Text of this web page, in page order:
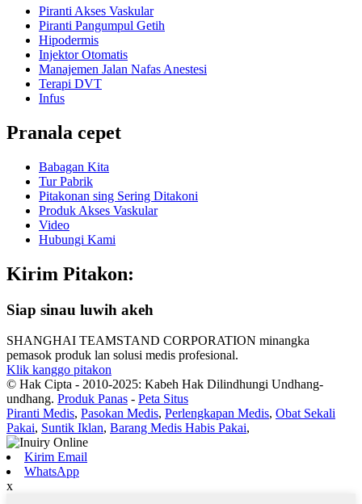
Piranti Akses Vaskular
Piranti Pangumpul Getih
Hipodermis
Injektor Otomatis
Manajemen Jalan Nafas Anestesi
Terapi DVT
Infus
Pranala cepet
Babagan Kita
Tur Pabrik
Pitakonan sing Sering Ditakoni
Produk Akses Vaskular
Video
Hubungi Kami
Kirim Pitakon:
Siap sinau luwih akeh
SHANGHAI TEAMSTAND CORPORATION minangka
pemasok produk lan solusi medis profesional.
Klik kanggo pitakon
© Hak Cipta - 2010-2025: Kabeh Hak Dilindhungi Undhang-
undhang. Produk Panas - Peta Situs
Piranti Medis, Pasokan Medis, Perlengkapan Medis, Obat Sekali
Pakai, Suntik Iklan, Barang Medis Habis Pakai,
Kirim Email
WhatsApp
x